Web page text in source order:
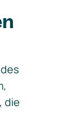
die